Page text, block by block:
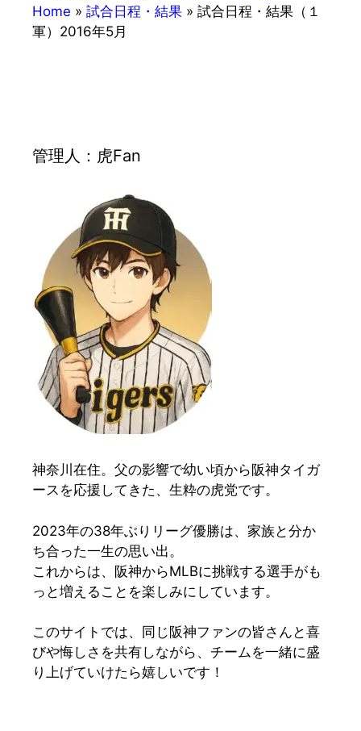
Home » 試合日程・結果 » 試合日程・結果（１
軍）2016年5月
管理人：虎Fan
神奈川在住。父の影響で幼い頃から阪神タイガ
ースを応援してきた、生粋の虎党です。
2023年の38年ぶりリーグ優勝は、家族と分か
ち合った一生の思い出。
これからは、阪神からMLBに挑戦する選手がも
っと増えることを楽しみにしています。
このサイトでは、同じ阪神ファンの皆さんと喜
びや悔しさを共有しながら、チームを一緒に盛
り上げていけたら嬉しいです！